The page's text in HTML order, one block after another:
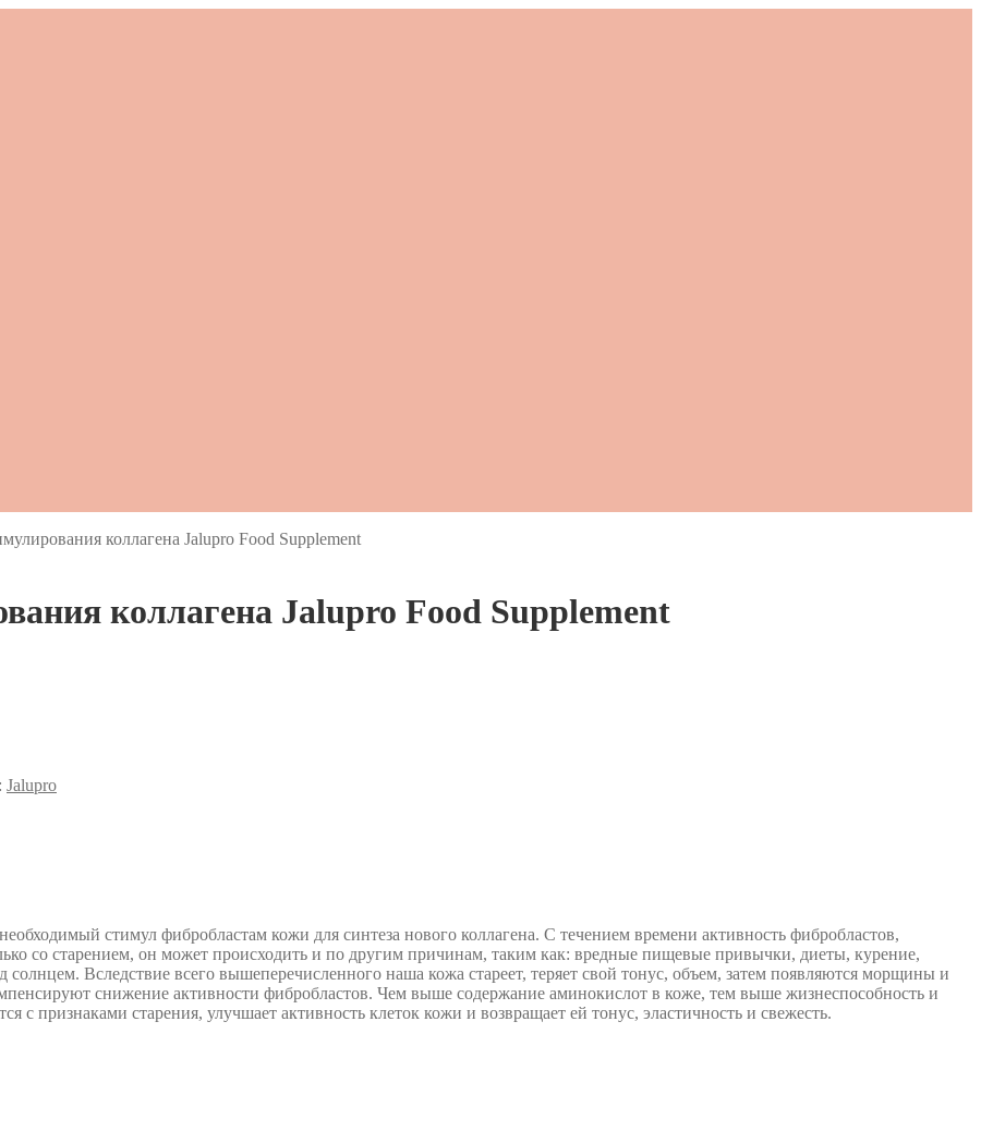
коллагена Jalupro Food Supplement
коллагена Jalupro Food Supplement
Jalupro
стимул фибробластам кожи для синтеза нового коллагена. С течением времени активность фибробластов,
со старением, он может происходить и по другим причинам, таким как: вредные пищевые привычки, диеты, курение,
Вследствие всего вышеперечисленного наша кожа стареет, теряет свой тонус, объем, затем появляются морщины и
снижение активности фибробластов. Чем выше содержание аминокислот в коже, тем выше жизнеспособность и
с признаками старения, улучшает активность клеток кожи и возвращает ей тонус, эластичность и свежесть.